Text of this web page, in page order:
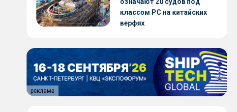
означают 20 судов под
классом РС на китайских
верфях
реклама